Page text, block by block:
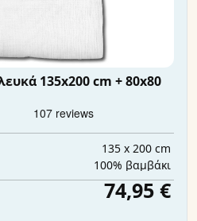
135x200 cm + 80x80
135 x 200 cm
100% βαμβάκι
74,95 €